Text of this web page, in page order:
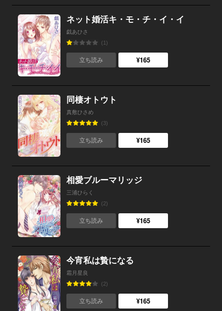
ネット婚活キ・モ・チ・イ・イ
戯あひさ
(1)
立ち読み ¥165
同棲オトウト
真敷ひさめ
(3)
立ち読み ¥165
相愛ブルーマリッジ
三浦ひらく
(2)
立ち読み ¥165
今宵私は贄になる
霜月星良
(2)
立ち読み ¥165